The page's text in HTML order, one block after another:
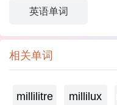
英语单词
相关单词
millilitre millilux